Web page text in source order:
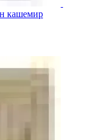
кашемир